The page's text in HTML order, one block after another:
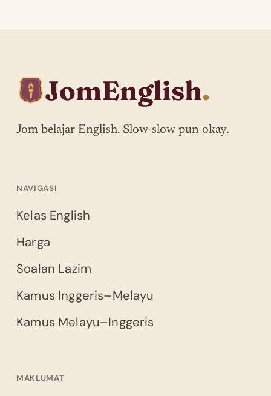
JomEnglish.
Jom belajar English. Slow-slow pun okay.
NAVIGASI
Kelas English
Harga
Soalan Lazim
Kamus Inggeris–Melayu
Kamus Melayu–Inggeris
MAKLUMAT